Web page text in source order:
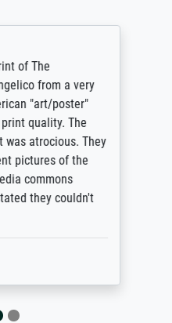
of The
from a very
"art/poster"
quality. The
atrocious. They
pictures of the
commons
they couldn't